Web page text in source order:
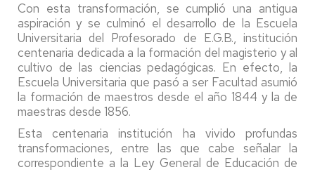
Con esta transformación, se cumplió una antigua
aspiración y se culminó el desarrollo de la Escuela
Universitaria del Profesorado de E.G.B., institución
centenaria dedicada a la formación del magisterio y al
cultivo de las ciencias pedagógicas. En efecto, la
Escuela Universitaria que pasó a ser Facultad asumió
la formación de maestros desde el año 1844 y la de
maestras desde 1856.
Esta centenaria institución ha vivido profundas
transformaciones, entre las que cabe señalar la
correspondiente a la Ley General de Educación de